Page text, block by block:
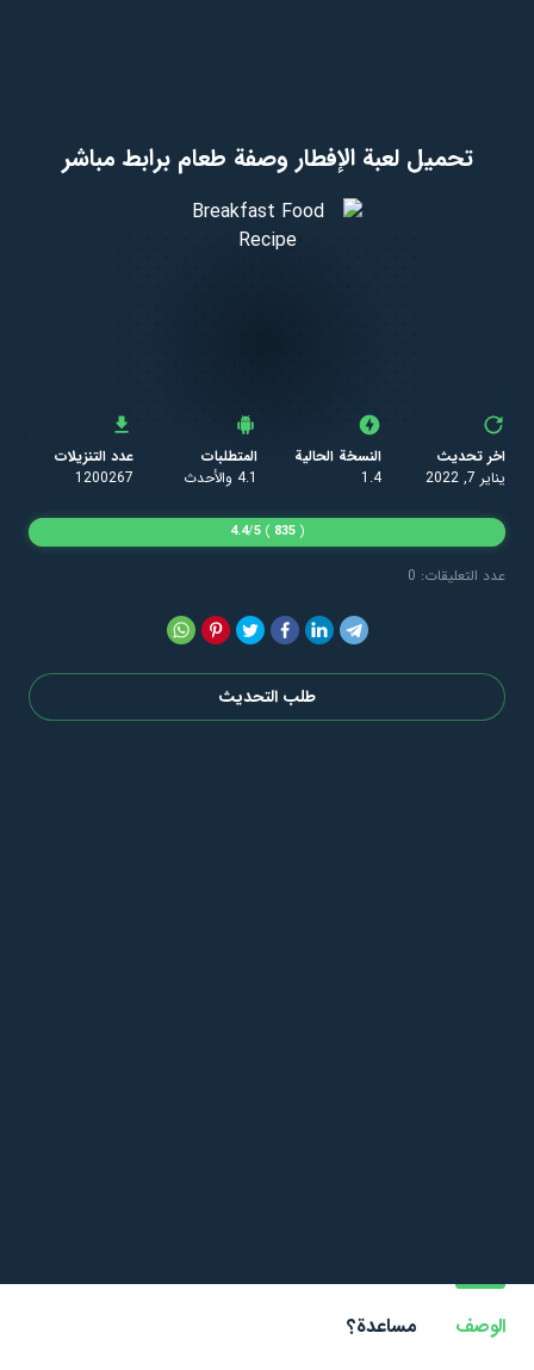
تحميل لعبة الإفطار وصفة طعام برابط مباشر
اخر تحديث
يناير 7, 2022
النسخة الحالية
1.4
المتطلبات
4.1 والأحدث
عدد التنزيلات
1200267
عدد التعليقات: 0
(
835
)
4.4/5
طلب التحديث
الوصف مساعدة؟